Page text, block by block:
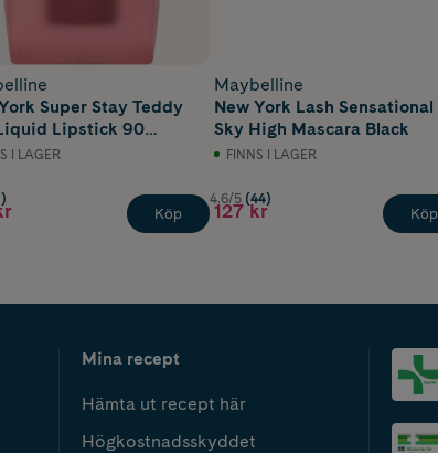
Super Stay Teddy
Lipstick 90
Tied 5 ml
I LAGER
Köp
Maybelline
New York Lash Sensational
Sky High Mascara Black
FINNS I LAGER
4.6/5 (44)
127 kr Köp
Mina recept
Hämta ut recept här
Högkostnadsskyddet